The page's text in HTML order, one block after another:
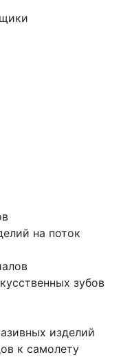
на поток
зубов
изделий
к самолету